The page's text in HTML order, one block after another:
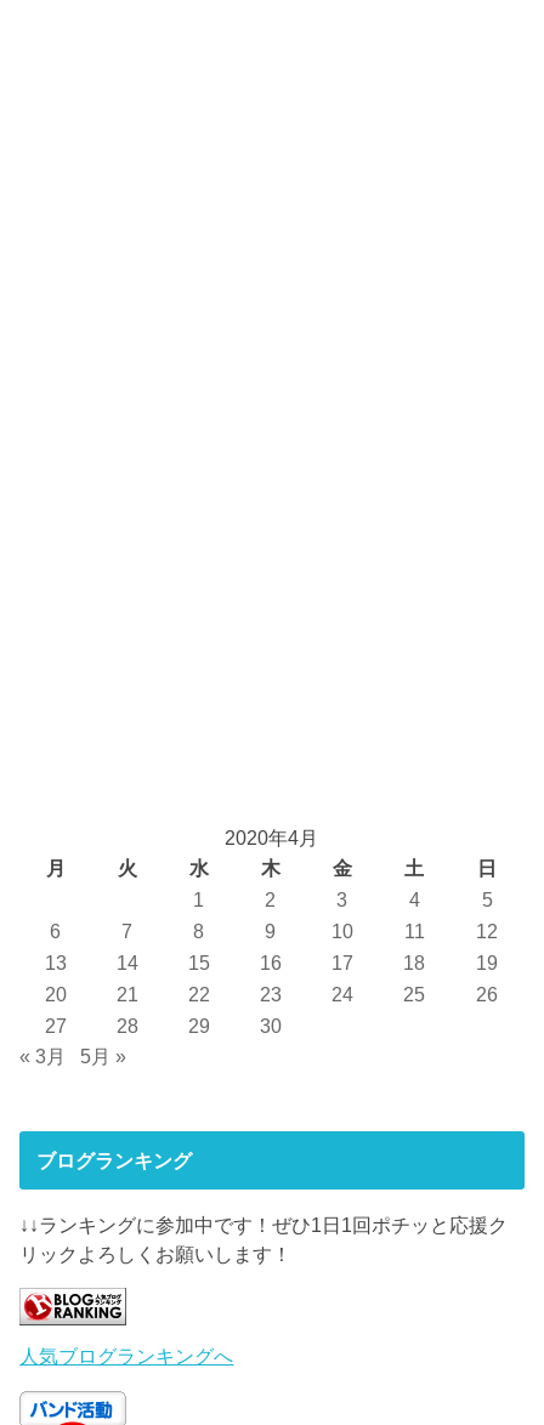
2020年4月
月
火 水 木 金 土
日
1
2 3 4
5
6
7 8 9 10 11
12
13
14 15 16 17 18
19
20
21 22 23 24 25
26
27
28 29
30
« 3月
5月 »
ブログランキング
↓↓ランキングに参加中です！ぜひ1日1回ポチッと応援ク
リックよろしくお願いします！
人気ブログランキングへ